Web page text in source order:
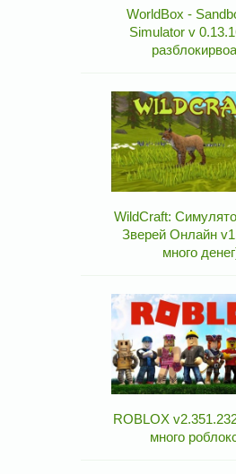
WorldBox -
Simulator v
WildCraft:
Зверей Онлайн
много
ROBLOX
много